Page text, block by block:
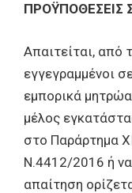
ΠΡΟΫΠΟΘΕΣΕΙΣ
Απαιτείται, από
εγγεγραμμένοι
εμπορικά
μέλος
στο Παράρτημα
Ν.4412/2016 ή
απαίτηση